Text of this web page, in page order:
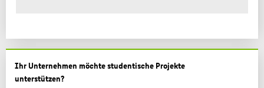
Ihr Unternehmen möchte studentische Projekte
unterstützen?